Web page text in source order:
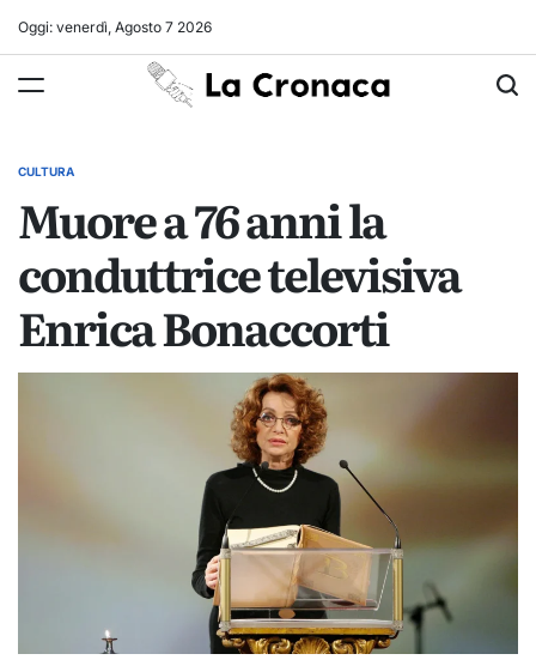
Oggi: venerdì, Agosto 7 2026
La
Cronaca
POSTED
CULTURA
Muore a 76 anni la
conduttrice televisiva
Enrica Bonaccorti